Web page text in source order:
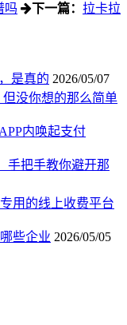
吗 下一篇： 拉卡拉
是真的 2026/05/07
没你想的那么简单
内唤起支付
手把手教你避开那
用的线上收费平台
些企业 2026/05/05